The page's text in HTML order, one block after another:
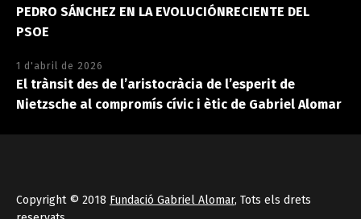
PEDRO SÁNCHEZ EN LA EVOLUCIÓNRECIENTE DEL
PSOE
1 d'abril de 2026
El trànsit des de l’aristocràcia de l’esperit de
Nietzsche al compromís cívic i ètic de Gabriel Alomar
Copyright © 2018 Fundació Gabriel Alomar, Tots els drets